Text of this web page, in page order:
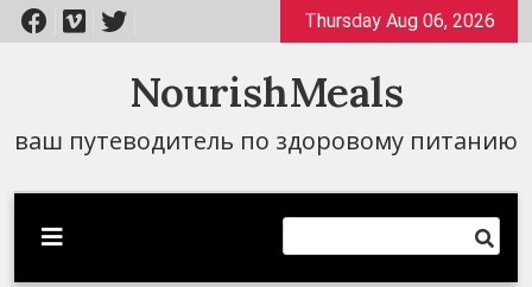
Перейти
к
Thursday Aug 06, 2026
NourishMeals
ваш путеводитель по здоровому питанию